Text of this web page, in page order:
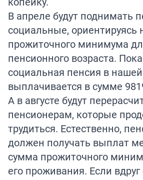
В апреле будут поднимать
социальные, ориентируясь
прожиточного минимума
пенсионного возраста.
социальная пенсия в
выплачивается в сумме
А в августе будут
пенсионерам, которые
трудиться. Естественно,
должен получать выплат
сумма прожиточного
его проживания. Если